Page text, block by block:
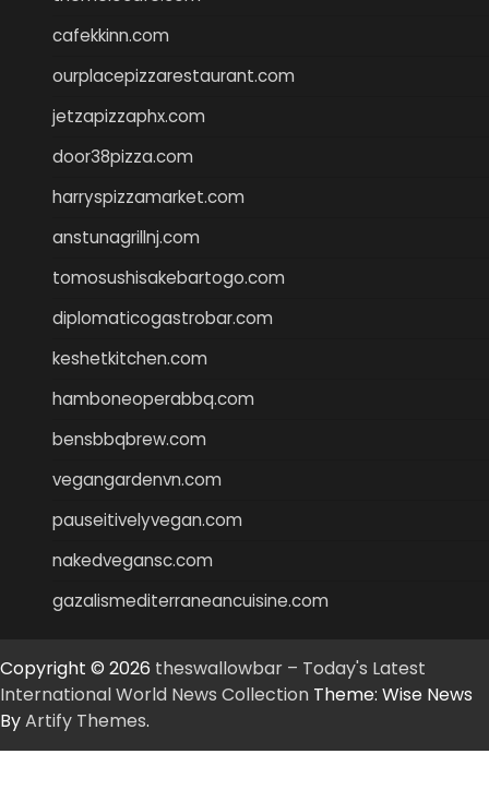
cafekkinn.com
ourplacepizzarestaurant.com
jetzapizzaphx.com
door38pizza.com
harryspizzamarket.com
anstunagrillnj.com
tomosushisakebartogo.com
diplomaticogastrobar.com
keshetkitchen.com
hamboneoperabbq.com
bensbbqbrew.com
vegangardenvn.com
pauseitivelyvegan.com
nakedvegansc.com
gazalismediterraneancuisine.com
Copyright © 2026 theswallowbar – Today's Latest
International World News Collection Theme: Wise News
ByArtify Themes.